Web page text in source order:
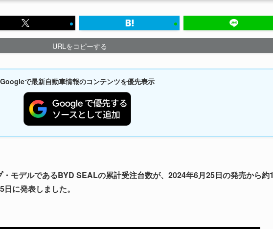
URLをコピーする
Googleで最新自動車情報のコンテンツを優先表示
モデルであるBYD SEALの累計受注台数が、2024年6月25日の発売から約1
に発表しました。